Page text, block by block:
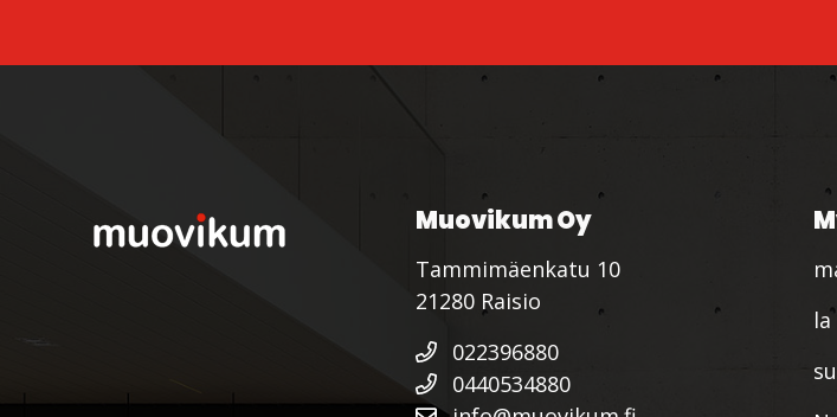
Muovikum Oy
Tammimäenkatu 10
21280 Raisio
022396880
0440534880
la